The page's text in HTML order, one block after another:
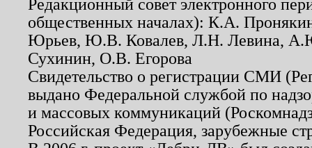
Редакционный совет электронного
общественных началах): К.А.
Юрьев, Ю.В. Ковалев, Л.Н. Левина,
Сухинин, О.В. Егорова
Свидетельство о регистрации СМИ
выдано Федеральной службой по
и массовых коммуникаций
Российская Федерация, зарубежные